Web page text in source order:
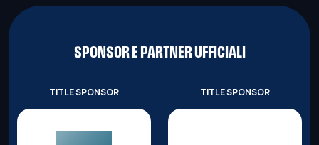
SPONSOR E PARTNER UFFICIALI
TITLE SPONSOR TITLE SPONSOR